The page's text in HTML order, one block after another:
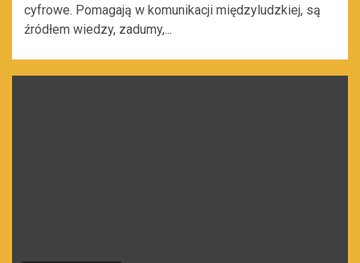
cyfrowe. Pomagają w komunikacji międzyludzkiej, są
źródłem wiedzy, zadumy,...